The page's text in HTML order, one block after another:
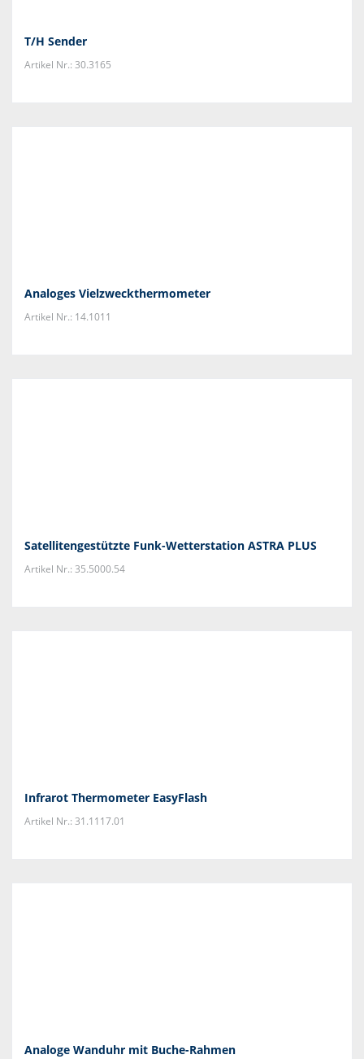
T/H Sender
Artikel Nr.: 30.3165
Analoges Vielzweckthermometer
Artikel Nr.: 14.1011
Satellitengestützte Funk-Wetterstation ASTRA PLUS
Artikel Nr.: 35.5000.54
Infrarot Thermometer EasyFlash
Artikel Nr.: 31.1117.01
Analoge Wanduhr mit Buche-Rahmen